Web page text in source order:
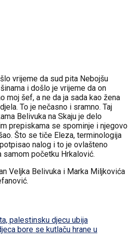
vrijeme da sud pita Nebojšu
i došlo je vrijeme da on
moj šef, a ne da ja sada kao žena
To je nečasno i sramno. Taj
Belivuka na Skaju je delo
prepiskama se spominje i njegovo
Što se tiče Eleza, terminologija
nalog i to je ovlašteno
samom početku Hrkalović.
Veljka Belivuka i Marka Miljkovića